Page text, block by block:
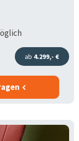
ab 4.299,- €